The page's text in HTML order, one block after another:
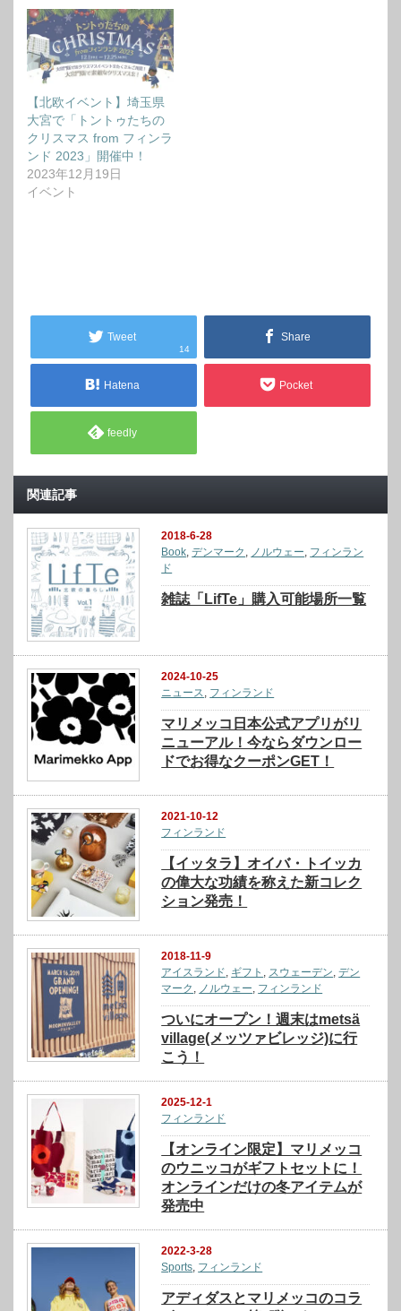
【北欧イベント】埼玉県
大宮で「トントゥたちの
クリスマス from フィンラ
ンド 2023」開催中！
2023年12月19日
イベント
Tweet
14
Share
Hatena Pocket
feedly
関連記事
2018-6-28
Book,デンマーク , ノルウェー, フィンラン
ド
雑誌「LifTe」購入可能場所一覧
2024-10-25
ニュース
フィンランド
マリメッコ日本公式アプリがリ
ニューアル！今ならダウンロー
ドでお得なクーポンGET！
2021-10-12
フィンランド
【イッタラ】オイバ・トイッカ
の偉大な功績を称えた新コレク
ション発売！
2018-11-9
アイスランド, ギフト , スウェーデン,デン
マーク , ノルウェー, フィンランド
ついにオープン！週末はmetsä
village(メッツァビレッジ)に行
こう！
2025-12-1
フィンランド
【オンライン限定】マリメッコ
のウニッコがギフトセットに！
オンラインだけの冬アイテムが
発売中
2022-3-28
Sports, フィンランド
アディダスとマリメッコのコラ